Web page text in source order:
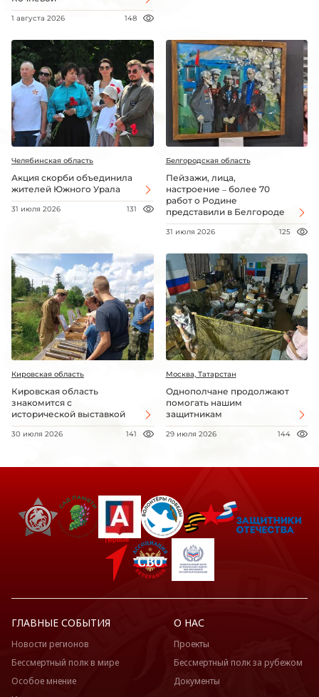
1 августа 2026 148
Челябинская область
Акция скорби объединила
жителей Южного Урала
31 июля 2026 131
Белгородская область
Пейзажи, лица,
настроение – более 70
работ о Родине
представили в Белгороде
31 июля 2026 125
Кировская область
Кировская область
знакомится с
исторической выставкой
30 июля 2026 141
Москва, Татарстан
Однополчане продолжают
помогать нашим
защитникам
29 июля 2026 144
ГЛАВНЫЕ СОБЫТИЯ
Новости регионов
Бессмертный полк в мире
Особое мнение
О НАС
Проекты
Бессмертный полк за рубежом
Документы